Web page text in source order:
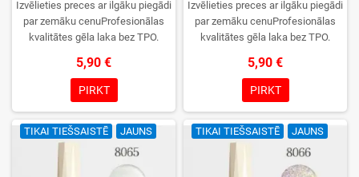
Izvēlieties preces ar ilgāku piegādi
par zemāku cenuProfesionālas
kvalitātes gēla laka bez TPO.
izvēle, lieliska sacietēšana
UV/LED lampās un ilgstoša
noturība. Katrs flakons iepakots
kastītē – pirmo reizi to atvērsiet
tikai jūs.
5,90 €
PIRKT
Izvēlieties preces ar ilgāku piegādi
par zemāku cenuProfesionālas
kvalitātes gēla laka bez TPO.
izvēle, lieliska sacietēšana
UV/LED lampās un ilgstoša
noturība. Katrs flakons iepakots
kastītē – pirmo reizi to atvērsiet
tikai jūs.
5,90 €
PIRKT
TIKAI TIEŠSAISTĒ JAUNS TIKAI TIEŠSAISTĒ JAUNS